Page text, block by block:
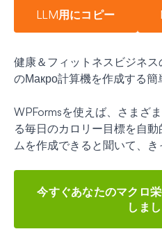
LLM用にコピー
健康＆フィットネスビジネ
のМакро計算機を作成する簡
WPFormsを使えば、さまざ
る毎日のカロリー目標を自
ムを作成できると聞いて、き
今すぐあなたのマクロ
しま